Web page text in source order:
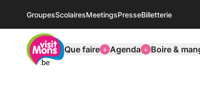
GroupesScolairesMeetingsPresseBilletterie
VisitMons Logo
Que faire
Agenda Boire &